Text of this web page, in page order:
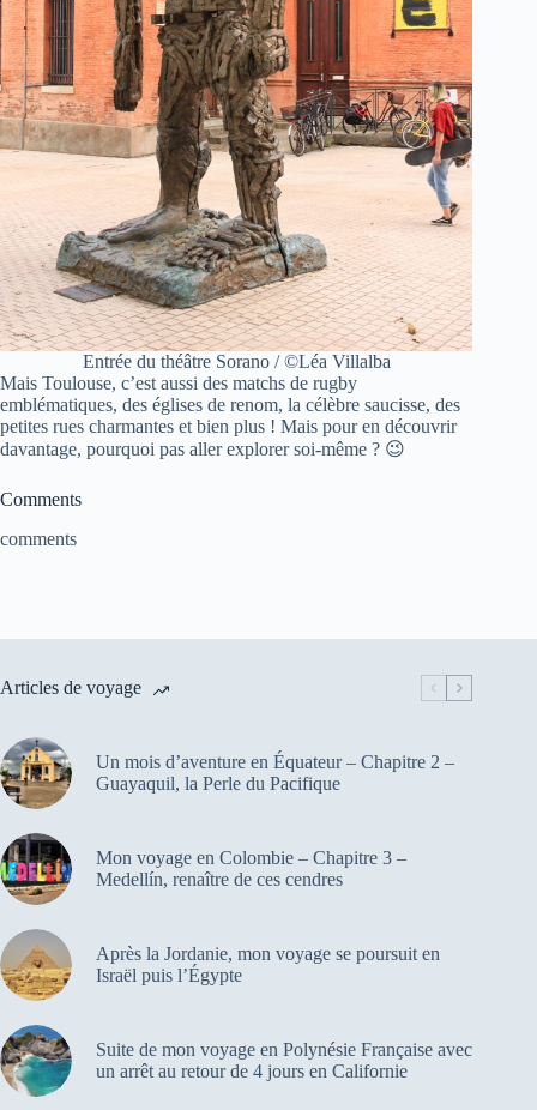
Entrée du théâtre Sorano / ©Léa Villalba
Mais Toulouse, c’est aussi des matchs de rugby
emblématiques, des églises de renom, la célèbre saucisse, des
petites rues charmantes et bien plus ! Mais pour en découvrir
davantage, pourquoi pas aller explorer soi-même ? 😉
Comments
comments
Articles de voyage
Un mois d’aventure en Équateur – Chapitre 2 –
Guayaquil, la Perle du Pacifique
Mon voyage en Colombie – Chapitre 3 –
Medellín, renaître de ces cendres
Après la Jordanie, mon voyage se poursuit en
Israël puis l’Égypte
Suite de mon voyage en Polynésie Française avec
un arrêt au retour de 4 jours en Californie